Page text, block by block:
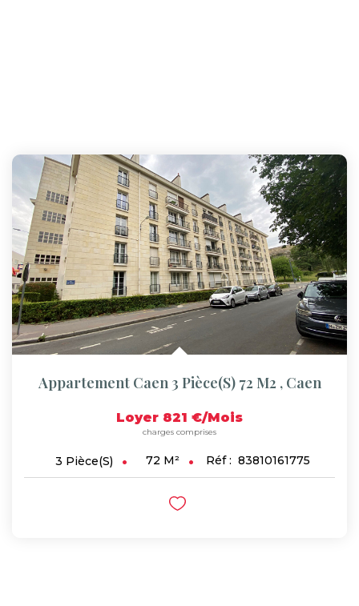
Appartement Caen 3 Pièce(s) 72 M2 , Caen
Loyer 821 €/mois
charges comprises
3 Pièce(s) 72 M² Réf : 83810161775